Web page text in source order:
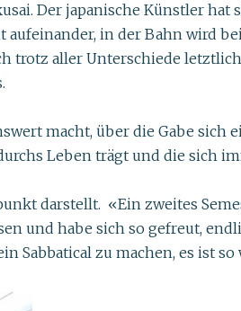
Der japanische Künstler hat
in der Bahn wird
trotz aller Unterschiede
macht, über die Gabe sich
Leben trägt und die sich
darstellt. «Ein zweites
und habe sich so gefreut,
Sabbatical zu machen, es ist